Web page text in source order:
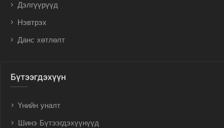
Дэлгүүрүүд
Нэвтрэх
Данс хөтлөлт
Бүтээгдэхүүн
Үнийн уналт
Шинэ Бүтээгдэхүүнүүд